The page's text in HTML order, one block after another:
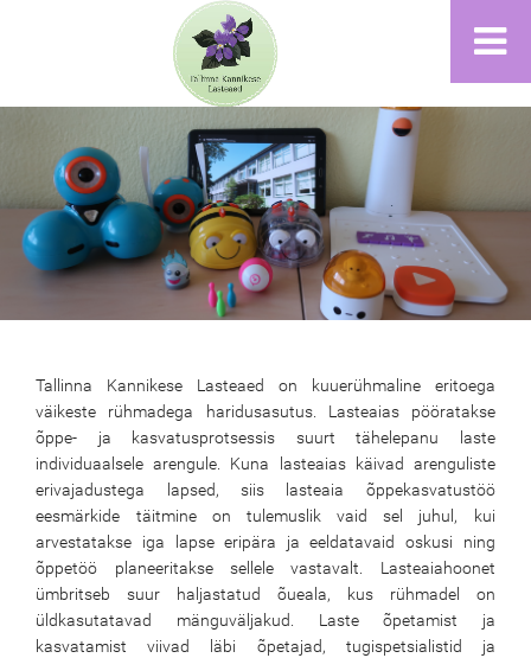
Tallinna Kannikese Lasteaed on kuuerühmaline eritoega
väikeste rühmadega haridusasutus. Lasteaias pööratakse
õppe- ja kasvatusprotsessis suurt tähelepanu laste
individuaalsele arengule. Kuna lasteaias käivad arenguliste
erivajadustega lapsed, siis lasteaia õppekasvatustöö
eesmärkide täitmine on tulemuslik vaid sel juhul, kui
arvestatakse iga lapse eripära ja eeldatavaid oskusi ning
õppetöö planeeritakse sellele vastavalt. Lasteaiahoonet
ümbritseb suur haljastatud õueala, kus rühmadel on
üldkasutatavad mänguväljakud. Laste õpetamist ja
kasvatamist viivad läbi õpetajad, tugispetsialistid ja